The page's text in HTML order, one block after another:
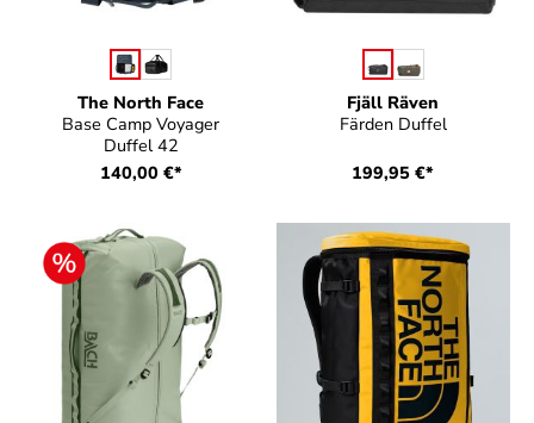
The North Face
Base Camp Voyager
Duffel 42
auswählen
140,00 €*
Fjäll Räven
Färden Duffel
Farbe auswählen
199,95 €*